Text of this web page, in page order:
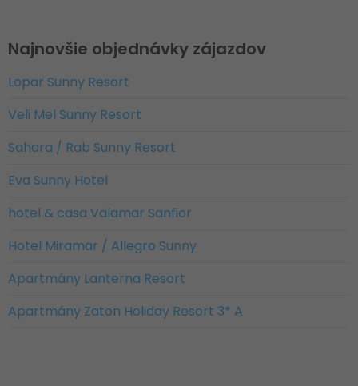
Najnovšie objednávky zájazdov
Lopar Sunny Resort
Veli Mel Sunny Resort
Sahara / Rab Sunny Resort
Eva Sunny Hotel
hotel & casa Valamar Sanfior
Hotel Miramar / Allegro Sunny
Apartmány Lanterna Resort
Apartmány Zaton Holiday Resort 3* A